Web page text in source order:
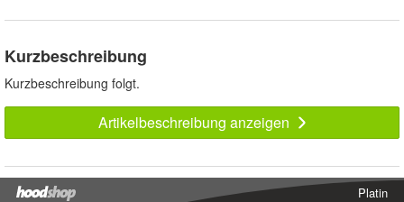
Kurzbeschreibung
Kurzbeschreibung folgt.
Artikelbeschreibung anzeigen
Platin